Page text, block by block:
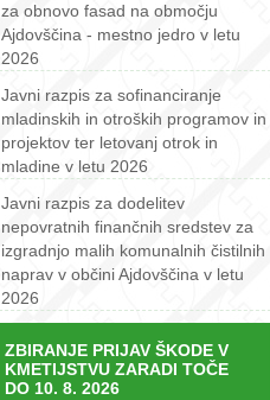
za obnovo fasad na območju
Ajdovščina - mestno jedro v letu
2026
Javni razpis za sofinanciranje
mladinskih in otroških programov in
projektov ter letovanj otrok in
mladine v letu 2026
Javni razpis za dodelitev
nepovratnih finančnih sredstev za
izgradnjo malih komunalnih čistilnih
naprav v občini Ajdovščina v letu
2026
ZBIRANJE PRIJAV ŠKODE V
KMETIJSTVU ZARADI TOČE
DO 10. 8. 2026